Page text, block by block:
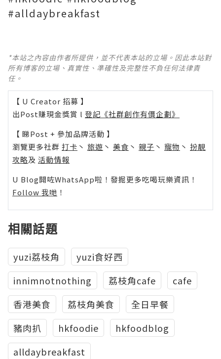
#alldaybreakfast
*本站之內容由作者所提供，並不代表本站的立場。因此本站對
所有博客的立場、真實性、準確性及完整性不負任何法律責
任。
【 U Creator 招募 】
出Post賺現金獎賞 l 登記《社群創作有價企劃》
【 睇Post + 參加品牌活動 】
瀏覽更多社群 打卡 丶 旅遊 丶 美食 丶 親子 丶 寵物 丶 扮靚
攻略及 活動情報
U Blog開咗WhatsApp啦！發掘更多吃喝玩樂資訊！
Follow 我哋 ！
相關話題
yuzi荔枝角
yuzi食好西
innimnotnothing
荔枝角cafe
cafe
香港美食
荔枝角美食
全日早餐
豬肉扒
hkfoodie
hkfoodblog
alldaybreakfast